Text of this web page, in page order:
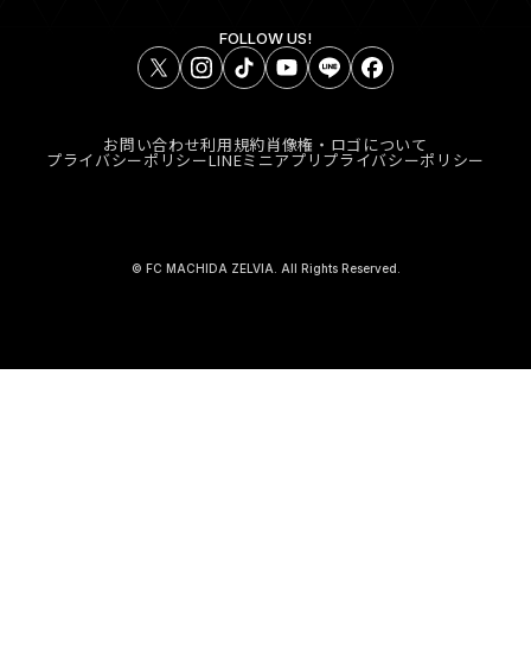
FOLLOW US!
お問い合わせ利用規約肖像権・ロゴについて
プライバシーポリシーLINEミニアプリプライバシーポリシー
© FC MACHIDA ZELVIA. All Rights Reserved.